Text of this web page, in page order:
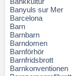
Banyuls sur Mer
Barcelona
Barn
Barnbarn
Barndomen
Barnförhör
Barnfridsbrott
Barnkonventionen